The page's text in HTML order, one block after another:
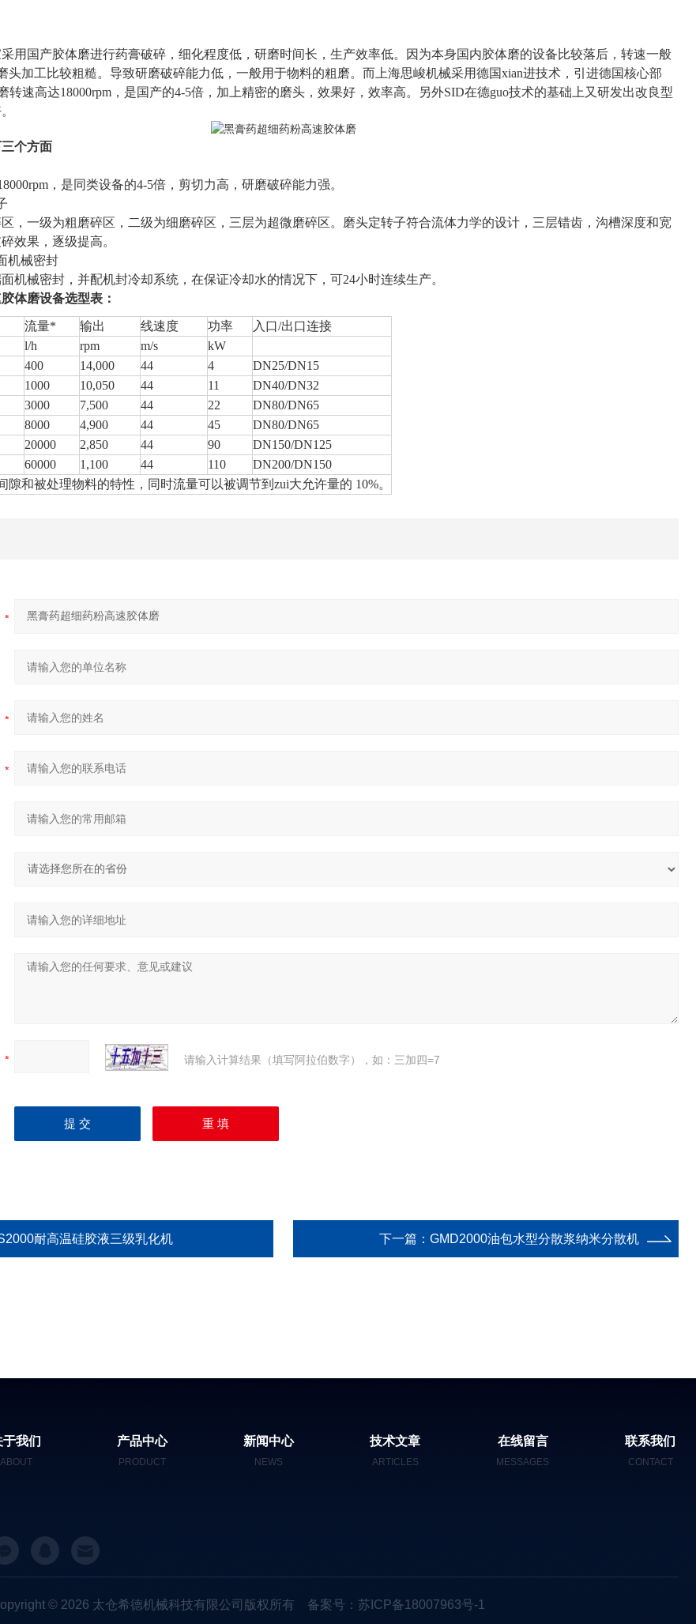
用国产胶体磨进行药膏破碎，细化程度低，研磨时间长，生产效率低。因为本身国内胶体磨的设备比较落后，转速一般
头加工比较粗糙。导致研磨破碎能力低，一般用于物料的粗磨。而上海思峻机械采用德国xian进技术，引进德国核心部
转速高达18000rpm，是国产的4-5倍，加上精密的磨头，效果好，效率高。另外SID在德guo技术的基础上又研发出改良型
个方面
，是同类设备的4-5倍，剪切力高，研磨破碎能力强。
，一级为粗磨碎区，二级为细磨碎区，三层为超微磨碎区。磨头定转子符合流体力学的设计，三层错齿，沟槽深度和宽
效果，逐级提高。
机械密封
机械密封，并配机封冷却系统，在保证冷却水的情况下，可24小时连续生产。
体磨设备选型表：
流量* 输出 线速度 功率
入口/出口连接
l/h rpm m/s
kW
400 14,000 44 4
DN25/DN15
1000 10,050 44 11
DN40/DN32
3000 7,500 44 22
DN80/DN65
8000 4,900 44 45
DN80/DN65
20000 2,850 44 90
DN150/DN125
60000 1,100 44 110
DN200/DN150
隙和被处理物料的特性，同时流量可以被调节到zui大允许量的 10%。
请输入计算结果（填写阿拉伯数字），如：三加四=7
耐高温硅胶液三级乳化机 下一篇： GMD2000油包水型分散浆纳米分散机
于我们
ABOUT
产品中心
PRODUCT
新闻中心
NEWS
技术文章
ARTICLES
在线留言
MESSAGES
联系我们
CONTACT
© 2026 太仓希德机械科技有限公司版权所有 备案号：苏ICP备18007963号-1